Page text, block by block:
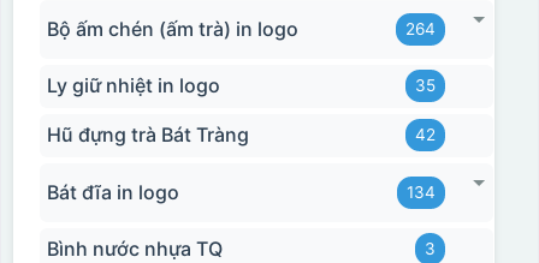
Bộ ấm chén (ấm trà) in logo 264
Ly giữ nhiệt in logo 35
Hũ đựng trà Bát Tràng 42
Bát đĩa in logo 134
Bình nước nhựa TQ 3